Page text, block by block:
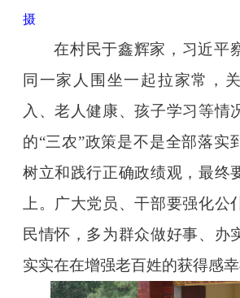
摄
在村民于鑫辉家，习近平
同一家人围坐一起拉家常，
入、老人健康、孩子学习等情
的“三农”政策是不是全部落实
树立和践行正确政绩观，最终
上。广大党员、干部要强化公
民情怀，多为群众做好事、办
实实在在增强老百姓的获得感幸